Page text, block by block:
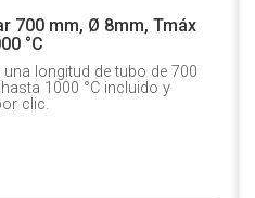
700 mm, Ø 8mm, Tmáx
°C
longitud de tubo de 700
1000 °C incluido y
clic.